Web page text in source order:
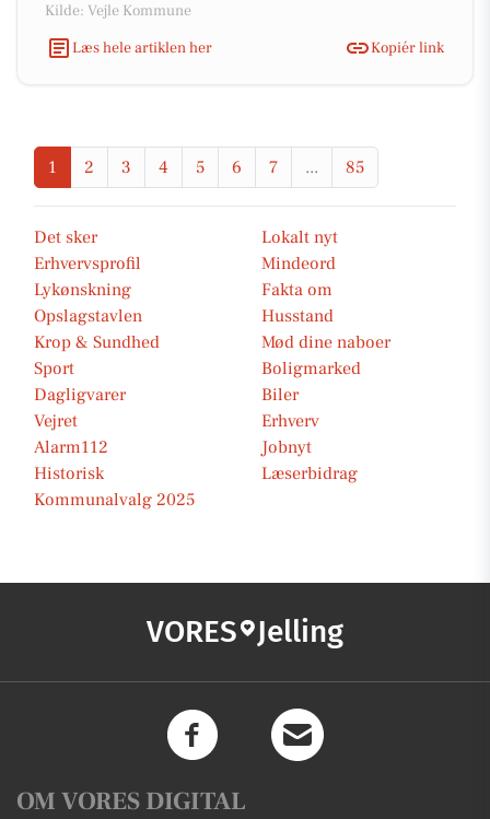
Kilde: Vejle Kommune
Læs hele artiklen her
Kopiér link
1 2 3 4 5 6 7 ... 85
Det sker
Lokalt nyt
Erhvervsprofil
Mindeord
Lykønskning
Fakta om
Opslagstavlen
Husstand
Krop & Sundhed
Mød dine naboer
Sport
Boligmarked
Dagligvarer
Biler
Vejret
Erhverv
Alarm112
Jobnyt
Historisk
Læserbidrag
Kommunalvalg 2025
VORES Jelling
OM VORES DIGITAL